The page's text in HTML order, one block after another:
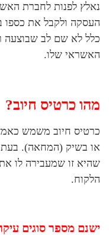
נאלץ לפנות לחברת
העסקה ולקבל את כספו
כלל לא שם לב שבוצעה
האשראי שלו.
מהו כרטיס חיוב?
כרטיס חיוב משמש
או בשיק (המחאה).
שהיא זו שמעבירה לו
הלקוח.
ישנם מספר סוגים